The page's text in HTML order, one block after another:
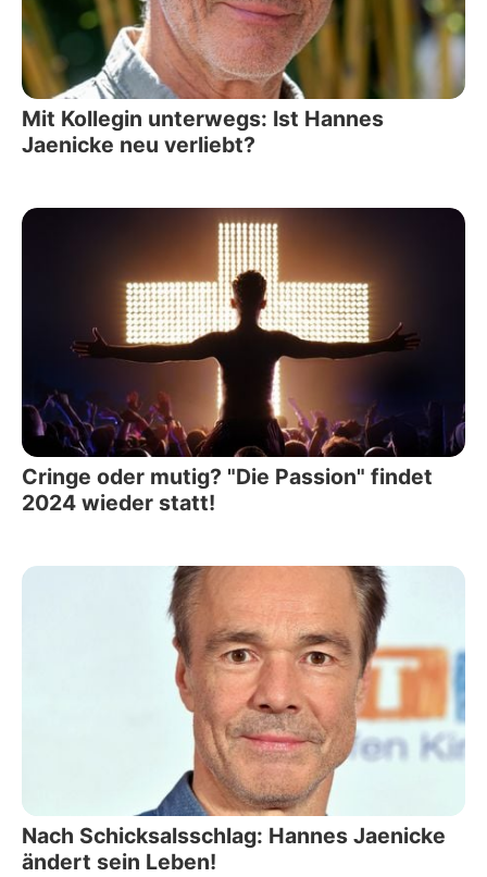
Mit Kollegin unterwegs: Ist Hannes
Jaenicke neu verliebt?
Cringe oder mutig? "Die Passion" findet
2024 wieder statt!
Nach Schicksalsschlag: Hannes Jaenicke
ändert sein Leben!